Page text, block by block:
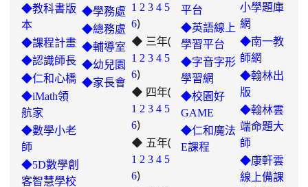
◆教科書版
本
◆課程計畫
◆認識師長
◆仁和心橋
◆iMath領
航家
◆數學小老
師
◆5D數學創
客智慧學校
◆學務處
◆總務處
◆輔導室
◆幼兒園
◆家長會
1 2 3 4 5
6)
◆ 三年(
1 2 link
https://padlet.com/hui22026/302-
hwbav1x2c8b5ge0y
3 4 5
6)
◆ 四年(
1 2 3 4 5
6)
◆ 五年(
1 2 3 4 link
5
6)
平台
◆英語線上
學習平台
◆字音字形
學習網
◆校園好
GAME
◆仁和魔法
E課程
小學題庫
網
◆南一教
師網
◆翰林出
版
◆翰林雲
端命題大
師
◆康軒雲
線上備課